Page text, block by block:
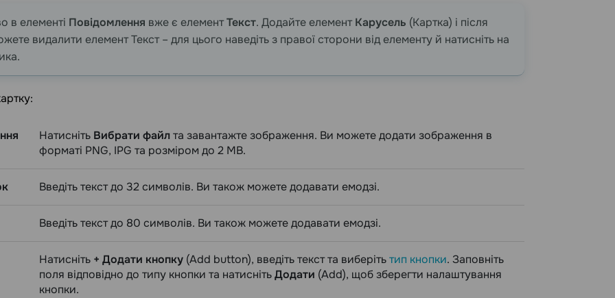
в елементі Повідомлення вже є елементТекст. Додайте елементКарусель (Картка) і після
видалити елемент Текст – для цього наведіть з правої сторони від елементу й натисніть на
Натисніть Вибрати файл та завантажте зображення. Ви можете додати зображення в
форматі PNG, IPG та розміром до 2 MB.
Введіть текст до 32 символів. Ви також можете додавати емодзі.
Введіть текст до 80 символів. Ви також можете додавати емодзі.
Натисніть + Додати кнопку (Add button), введіть текст та виберітьтип кнопки. Заповніть
поля відповідно до типу кнопки та натиснітьДодати (Add), щоб зберегти налаштування
кнопки.